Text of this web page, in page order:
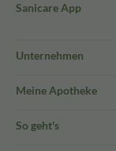
Sanicare App
Unternehmen
Meine Apotheke
So geht's